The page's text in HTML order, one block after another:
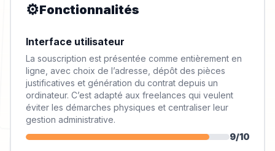
⚙️Fonctionnalités
Interface utilisateur
La souscription est présentée comme entièrement en
ligne, avec choix de l’adresse, dépôt des pièces
justificatives et génération du contrat depuis un
ordinateur. C’est adapté aux freelances qui veulent
éviter les démarches physiques et centraliser leur
gestion administrative.
9/10